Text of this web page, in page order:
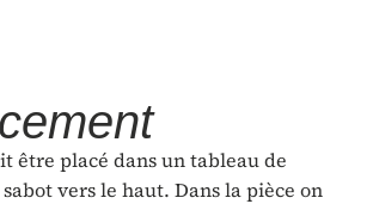
être placé dans un tableau de
vers le haut. Dans la pièce on